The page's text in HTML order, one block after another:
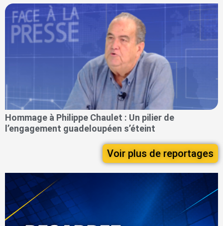
Hommage à Philippe Chaulet : Un pilier de
l’engagement guadeloupéen s’éteint
Voir plus de reportages